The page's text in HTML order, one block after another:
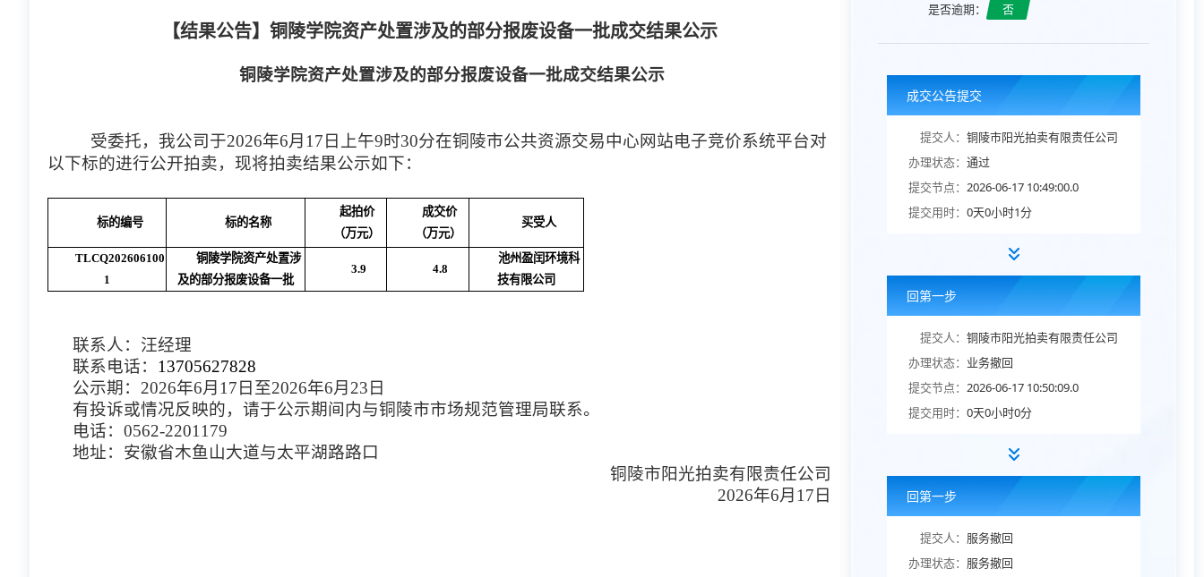
【结果公告】铜陵学院资产处置涉及的部分报废设备一批成交结果公示
铜陵学院资产处置涉及的部分报废设备一批成交结果公示
受委托，我公司于2026年6月17日上午9时30分在铜陵市公共资源交易中心网站电子竞价系统平台对
以下标的进行公开拍卖，现将拍卖结果公示如下：
标的编号 标的名称
起拍价
（万元）
成交价
（万元）
买受人
TLCQ202606100
1
铜陵学院资产处置涉
及的部分报废设备一批
3.9 4.8
池州盈闰环境科
技有限公司
联系人：汪经理
联系电话： 13705627828
公示期：2026年6月17日至2026年6月23日
有投诉或情况反映的，请于公示期间内与铜陵市市场规范管理局联系。
电话：0562-2201179
地址：安徽省木鱼山大道与太平湖路路口
铜陵市阳光拍卖有限责任公司
2026年6月17日
是否逾期： 否
成交公告提交
提交人： 铜陵市阳光拍卖有限责任公司
办理状态： 通过
提交节点： 2026-06-17 10:49:00.0
提交用时： 0天0小时1分
回第一步
提交人： 铜陵市阳光拍卖有限责任公司
办理状态： 业务撤回
提交节点： 2026-06-17 10:50:09.0
提交用时： 0天0小时0分
回第一步
提交人： 服务撤回
办理状态： 服务撤回